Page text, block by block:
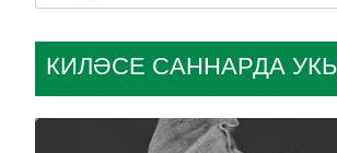
КИЛӘСЕ САННАРДА